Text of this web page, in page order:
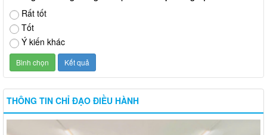
Rất tốt
Tốt
Ý kiến khác
THÔNG TIN CHỈ ĐẠO ĐIỀU HÀNH